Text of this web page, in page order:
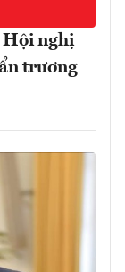
Hội nghị
trương